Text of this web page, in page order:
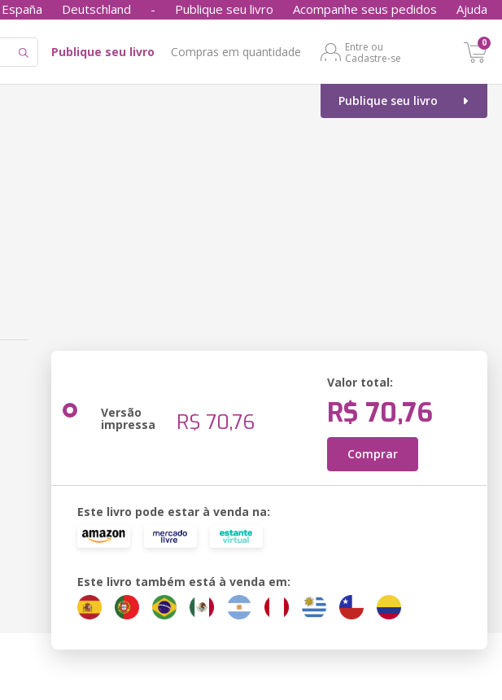
España Deutschland - Publique seu livro Acompanhe seus pedidos Ajuda
Publique seu livro Compras em quantidade
Entre ou
Cadastre-se
0
Publique seu livro
Versão
impressa R$ 70,76
Valor total:
R$ 70,76
Comprar
Este livro pode estar à venda na:
Este livro também está à venda em: